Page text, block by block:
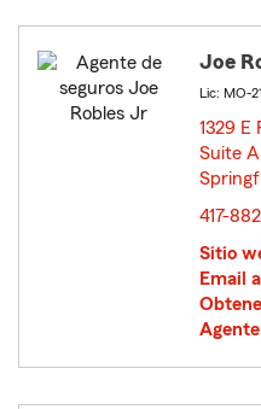
Joe
Lic: MO-
1329 E
Suite A
417-
Sitio
Email